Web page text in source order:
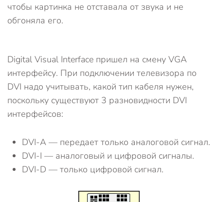
чтобы картинка не отставала от звука и не
обгоняла его.
Digital Visual Interface пришел на смену VGA
интерфейсу. При подключении телевизора по
DVI надо учитывать, какой тип кабеля нужен,
поскольку существуют 3 разновидности DVI
интерфейсов:
DVI-A — передает только аналоговой сигнал.
DVI-I — аналоговый и цифровой сигналы.
DVI-D — только цифровой сигнал.